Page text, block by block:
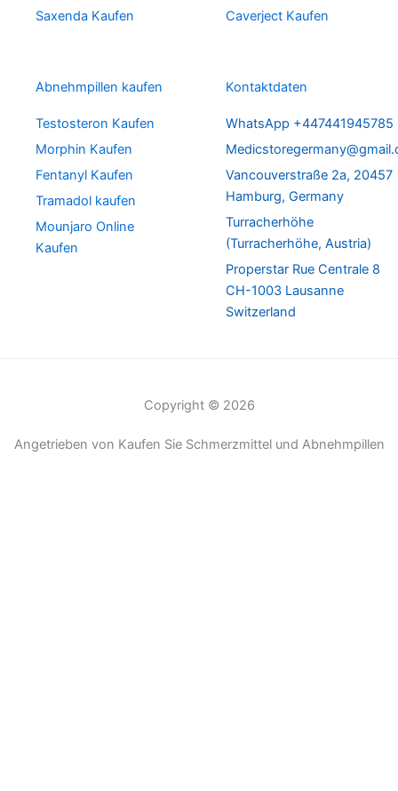
Saxenda Kaufen
Caverject Kaufen
Abnehmpillen kaufen
Testosteron Kaufen
Morphin Kaufen
Fentanyl Kaufen
Tramadol kaufen
Mounjaro Online
Kaufen
Kontaktdaten
WhatsApp +447441945785
Vancouverstraße 2a, 20457
Hamburg, Germany
Turracherhöhe
(Turracherhöhe, Austria)
Properstar Rue Centrale 8
CH-1003 Lausanne
Switzerland
Copyright © 2026
Angetrieben von Kaufen Sie Schmerzmittel und Abnehmpillen